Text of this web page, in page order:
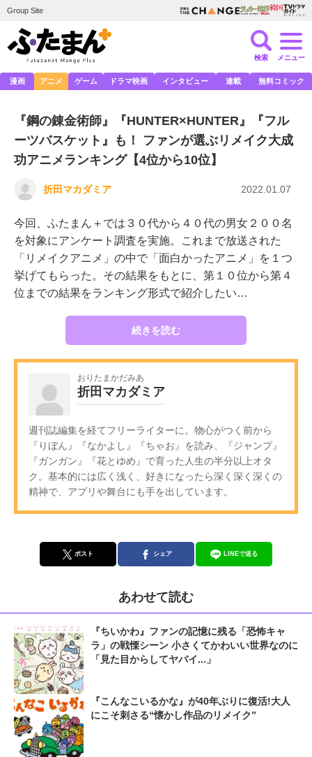
Group Site
検索 メニュー
漫画 アニメ ゲーム ドラマ映画 インタビュー 連載 無料コミック
『鋼の錬金術師』『HUNTER×HUNTER』『フル
ーツバスケット』も！ ファンが選ぶリメイク大成
功アニメランキング【4位から10位】
折田マカダミア 2022.01.07
今回、ふたまん＋では３０代から４０代の男女２００名
を対象にアンケート調査を実施。これまで放送された
「リメイクアニメ」の中で「面白かったアニメ」を１つ
挙げてもらった。その結果をもとに、第１０位から第４
位までの結果をランキング形式で紹介したい…
続きを読む
おりたまかだみあ
折田マカダミア
週刊誌編集を経てフリーライターに。物心がつく前から
『りぼん』『なかよし』『ちゃお』を読み、『ジャンプ』
『ガンガン』『花とゆめ』で育った人生の半分以上オタ
ク。基本的には広く浅く、好きになったら深く深く深くの
精神で、アプリや舞台にも手を出しています。
ポスト シェア LINEで送る
あわせて読む
『ちいかわ』ファンの記憶に残る「恐怖キャ
ラ」の戦慄シーン 小さくてかわいい世界なのに
「見た目からしてヤバイ...」
『こんなこいるかな』が40年ぶりに復活!大人
にこそ刺さる“懐かし作品のリメイク”